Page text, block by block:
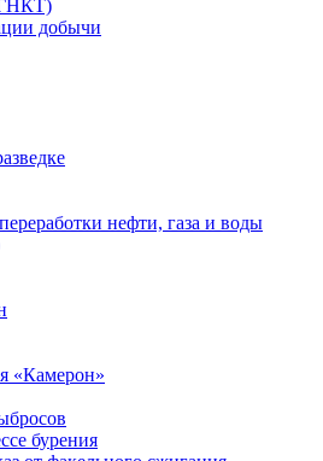
добычи
нефти, газа и воды
«Камерон»
бурения